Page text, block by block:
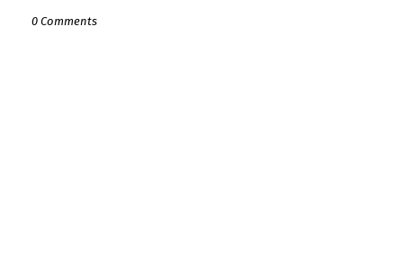
0 Comments